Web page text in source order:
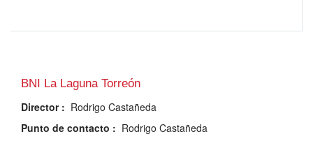
BNI La Laguna Torreón
Director : Rodrigo Castañeda
Punto de contacto : Rodrigo Castañeda